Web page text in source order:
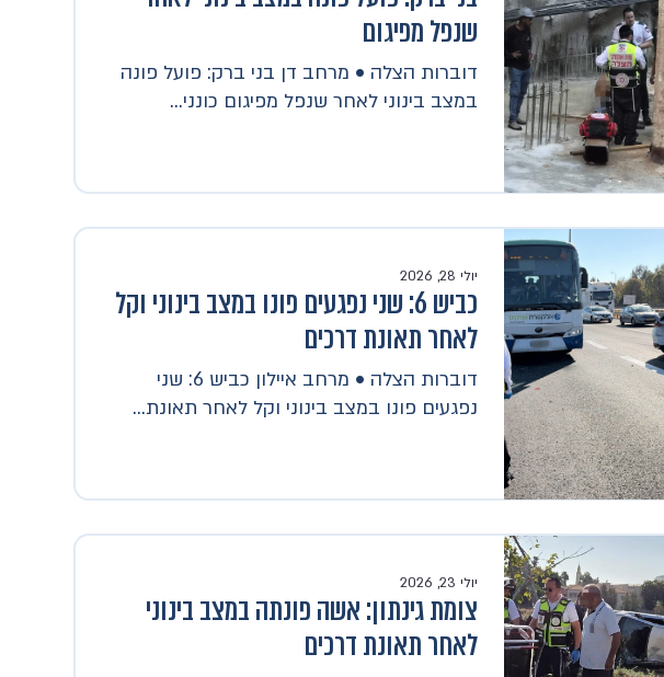
שנפל מפיגום
דוברות הצלה • מרחב דן בני ברק: פועל פונה
במצב בינוני לאחר שנפל מפיגום כונני...
יולי 28, 2026
כביש 6: שני נפגעים פונו במצב בינוני וקל
לאחר תאונת דרכים
דוברות הצלה • מרחב איילון כביש 6: שני
נפגעים פונו במצב בינוני וקל לאחר תאונת...
יולי 23, 2026
צומת גינתון: אשה פונתה במצב בינוני
לאחר תאונת דרכים